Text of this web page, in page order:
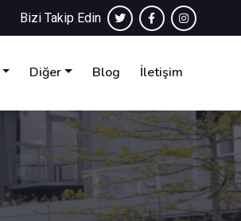
Bizi Takip Edin
Diğer Blog İletişim